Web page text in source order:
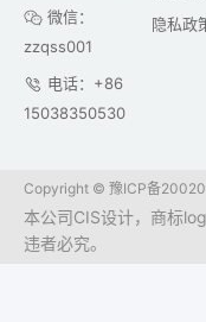
微信：
zzqss001
电话：+86
15038350530
隐私政
Copyright © 豫ICP备
本公司CIS设计，商标
违者必究。